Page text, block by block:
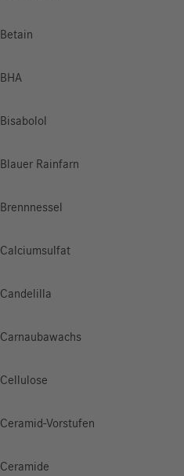
Betain
BHA
Bisabolol
Blauer Rainfarn
Brennnessel
Calciumsulfat
Candelilla
Carnaubawachs
Cellulose
Ceramid-Vorstufen
Ceramide